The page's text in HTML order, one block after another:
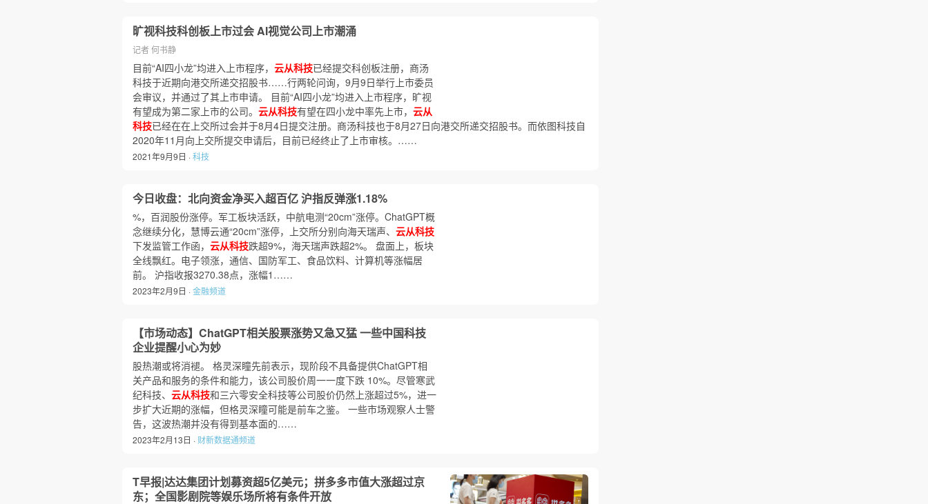
旷视科技科创板上市过会 AI视觉公司上市潮涌
记者 何书静
目前“AI四小龙”均进入上市程序， 云从科技已经提交科创板注册，商汤
科技于近期向港交所递交招股书……行两轮问询，9月9日举行上市委员
会审议，并通过了其上市申请。 目前“AI四小龙”均进入上市程序，旷视
有望成为第二家上市的公司。 云从科技有望在四小龙中率先上市， 云从
科技已经在在上交所过会并于8月4日提交注册。商汤科技也于8月27日向港交所递交招股书。而依图科技自
2020年11月向上交所提交申请后，目前已经终止了上市审核。……
2021年9月9日 ·科技
今日收盘：北向资金净买入超百亿 沪指反弹涨1.18%
%，百润股份涨停。军工板块活跃，中航电测“20cm”涨停。ChatGPT概
念继续分化，慧博云通“20cm”涨停，上交所分别向海天瑞声、 云从科技
下发监管工作函， 云从科技跌超9%，海天瑞声跌超2%。 盘面上，板块
全线飘红。电子领涨，通信、国防军工、食品饮料、计算机等涨幅居
前。 沪指收报3270.38点，涨幅1……
2023年2月9日 ·金融频道
【市场动态】ChatGPT相关股票涨势又急又猛 一些中国科技
企业提醒小心为妙
股热潮或将消褪。 格灵深瞳先前表示，现阶段不具备提供ChatGPT相
关产品和服务的条件和能力，该公司股价周一一度下跌 10%。尽管寒武
纪科技、 云从科技和三六零安全科技等公司股价仍然上涨超过5%，进一
步扩大近期的涨幅，但格灵深瞳可能是前车之鉴。 一些市场观察人士警
告，这波热潮并没有得到基本面的……
2023年2月13日 · 财新数据通频道
T早报|达达集团计划募资超5亿美元；拼多多市值大涨超过京
东；全国影剧院等娱乐场所将有条件开放